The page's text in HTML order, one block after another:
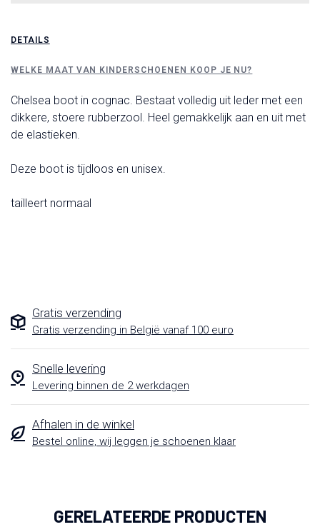
DETAILS
WELKE MAAT VAN KINDERSCHOENEN KOOP JE NU?
Chelsea boot in cognac. Bestaat volledig uit leder met een
dikkere, stoere rubberzool. Heel gemakkelijk aan en uit met
de elastieken.
Deze boot is tijdloos en unisex.
tailleert normaal
Gratis verzending
Gratis verzending in België vanaf 100 euro
Snelle levering
Levering binnen de 2 werkdagen
Afhalen in de winkel
Bestel online, wij leggen je schoenen klaar
GERELATEERDE PRODUCTEN